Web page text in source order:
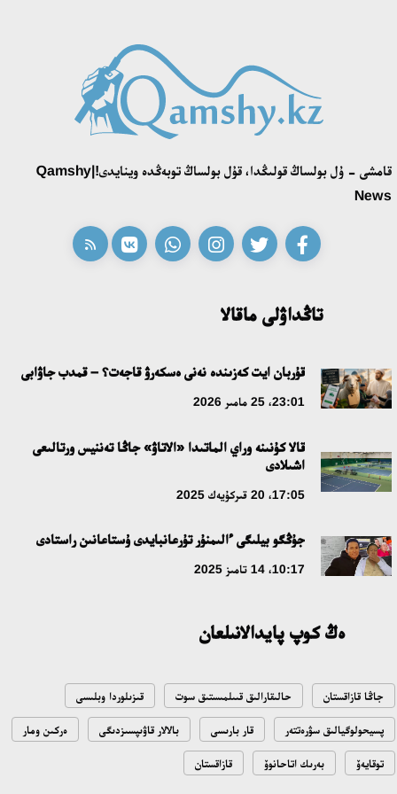
قونايەۆ قالاسىنىڭ اكىمى «سلاۆيان بازارى» بايقاۋىنىڭ جەڭىمپازى
اقەركە امالياتتى قابىلدادى
قازاق تىلىندەگى «قۇت» كونسەپتىسىنىڭ لينگۆومادەني سيپاتى
مە؟
18:16، 20 شىلدە 2026
ۇلتتىق ءارحيۆتىڭ اشىلعانىنا 20 جىل: نەگىزگى جەتىستىكتەرى مەن
دامۋ باعىتى
مەملەكەت باسشىسى كوبەيتۇز كولىنىڭ جاي-كۇيىنە نازار اۋداردى
التىن وردا تاريحىن وقىتۋدىڭ يننوۆاسيالىق تاسىلدەرى ەنگىزىلەدى
قازاقستان ۇقك: ۋاقىت سىن-قاتەرلەرى جانە ۇلتتىق مۇددەنى قورعاۋ
17:49، 13 شىلدە 2026
قامشى - ۇل بولساڭ قولىڭدا، قۇل بولساڭ توبەڭدە وينايدى!|Qamshy
News
تاڭداۋلى ماقالا
قۇربان ايت كەزىندە نەنى ەسكەرۋ قاجەت؟ – قمدب جاۋابى
23:01، 25 مامىر 2026
قالا كۇنىنە وراي الماتىدا «الاتاۋ» جاڭا تەننيس ورتالىعى
اشىلادى
17:05، 20 قىركۇيەك 2025
جۇڭگو بيلىگى ءالىمنۇر تۇرعانبايدى ۇستاعانىن راستادى
10:17، 14 تامىز 2025
ەڭ كوپ پايدالانىلعان
جاڭا قازاقستان حالىقارالىق قىىلمىستىق سوت قىزىلوردا وبلىسى
پسيحولوگيالىق سۋرەتتەر قار بارىسى بالالار قاۋىپسىزدىگى ەركىن ومار
توقايەۆ بەرىك اتاحانوۆ قازاقستان